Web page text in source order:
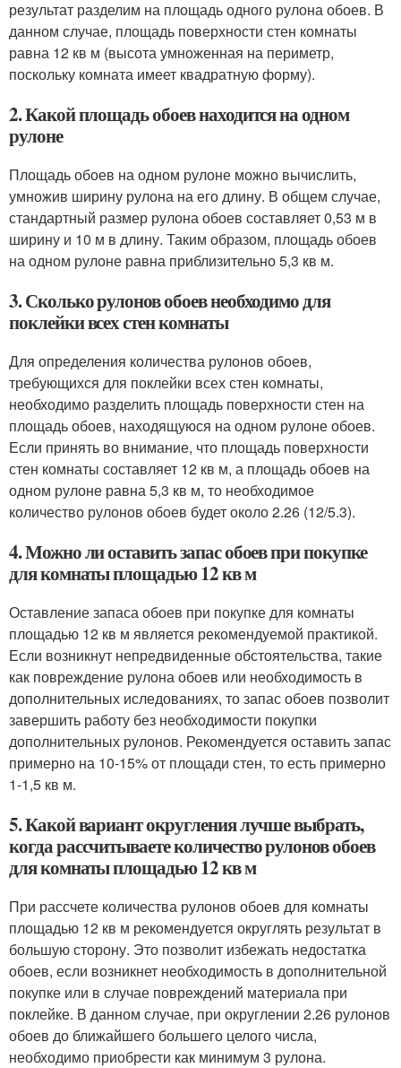
результат разделим на площадь одного рулона обоев. В
данном случае, площадь поверхности стен комнаты
равна 12 кв м (высота умноженная на периметр,
поскольку комната имеет квадратную форму).
2. Какой площадь обоев находится на одном
рулоне
Площадь обоев на одном рулоне можно вычислить,
умножив ширину рулона на его длину. В общем случае,
стандартный размер рулона обоев составляет 0,53 м в
ширину и 10 м в длину. Таким образом, площадь обоев
на одном рулоне равна приблизительно 5,3 кв м.
3. Сколько рулонов обоев необходимо для
поклейки всех стен комнаты
Для определения количества рулонов обоев,
требующихся для поклейки всех стен комнаты,
необходимо разделить площадь поверхности стен на
площадь обоев, находящуюся на одном рулоне обоев.
Если принять во внимание, что площадь поверхности
стен комнаты составляет 12 кв м, а площадь обоев на
одном рулоне равна 5,3 кв м, то необходимое
количество рулонов обоев будет около 2.26 (12/5.3).
4. Можно ли оставить запас обоев при покупке
для комнаты площадью 12 кв м
Оставление запаса обоев при покупке для комнаты
площадью 12 кв м является рекомендуемой практикой.
Если возникнут непредвиденные обстоятельства, такие
как повреждение рулона обоев или необходимость в
дополнительных иследованиях, то запас обоев позволит
завершить работу без необходимости покупки
дополнительных рулонов. Рекомендуется оставить запас
примерно на 10-15% от площади стен, то есть примерно
1-1,5 кв м.
5. Какой вариант округления лучше выбрать,
когда рассчитываете количество рулонов обоев
для комнаты площадью 12 кв м
При рассчете количества рулонов обоев для комнаты
площадью 12 кв м рекомендуется округлять результат в
большую сторону. Это позволит избежать недостатка
обоев, если возникнет необходимость в дополнительной
покупке или в случае повреждений материала при
поклейке. В данном случае, при округлении 2.26 рулонов
обоев до ближайшего большего целого числа,
необходимо приобрести как минимум 3 рулона.